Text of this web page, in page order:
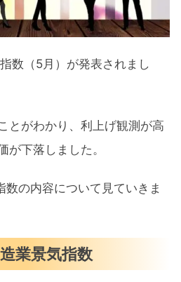
数（5月）が発表されまし
とがわかり、利上げ観測が高
が下落しました。
数の内容について見ていきま
業景気指数